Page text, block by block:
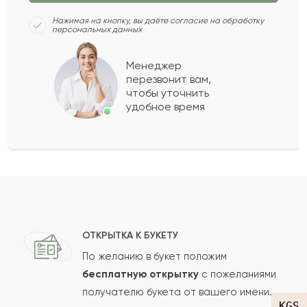
Таира
Показать еще
Ваш e-mail
Нажимая на кнопку, вы даёте согласие на обработку
персональных данных
Менеджер
перезвонит вам,
чтобы уточнить
удобное время
ОТКРЫТКА К БУКЕТУ
По желанию в букет положим
бесплатную открытку с пожеланиями
получателю букета от вашего имени.